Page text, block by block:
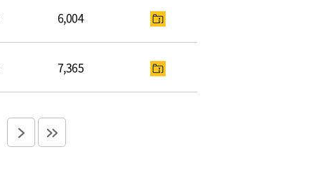
6,004
7,365